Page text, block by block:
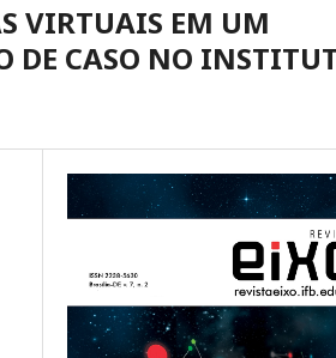
VIRTUAIS EM UM
DE CASO NO